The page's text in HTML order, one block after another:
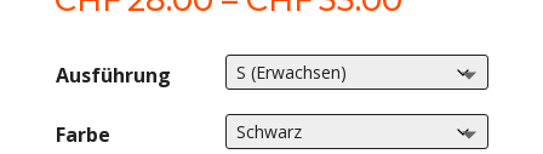
bis
Ausführung
Farbe